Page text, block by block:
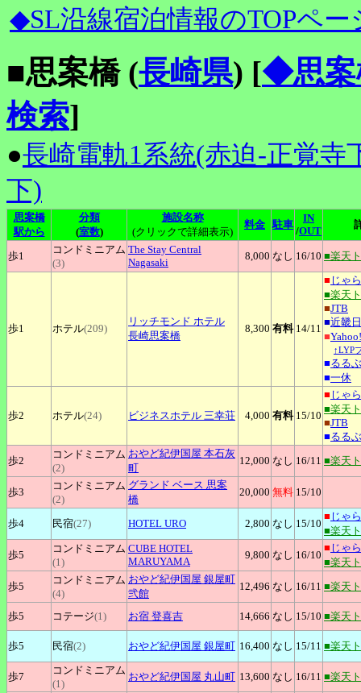
◆SL沿線宿泊情報のTOPペー
■思案橋 (長崎県) [◆思案
検索]
●長崎電軌1系統(赤迫-正覚寺
下)
思案橋
駅から
分類
(室数)
施設名称
(クリックで詳細表示)
料金 駐車
IN
/OUT
歩1
コンドミニアム
(3)
The Stay Central
Nagasaki
8,000 なし 16/10 ■楽天
歩1 ホテル(209)
リッチモンド ホテル
長崎思案橋
8,300 有料 14/11
■ じゃ
■楽天
■JTB
■近畿
■
↑LYP
■るる
■一休
歩2 ホテル(24) ビジネスホテル 三幸荘 4,000 有料 15/10
■ じゃ
■楽天
■JTB
■るる
歩2
コンドミニアム
(2)
おやど紀伊国屋 本石灰
町
12,000 なし 16/11 ■楽天
歩3
コンドミニアム
(2)
グランド ベース 思案
橋
20,000 無料 15/10
歩4 民宿(27) HOTEL URO 2,800 なし 15/10
■ じゃ
■楽天
歩5
コンドミニアム
(1)
CUBE HOTEL
MARUYAMA
9,800 なし 16/10
■ じゃ
■楽天
歩5
コンドミニアム
(4)
おやど紀伊国屋 銀屋町
弐館
12,496 なし 16/11 ■楽天
歩5 コテージ(1) お宿 登喜吉 14,666 なし 15/10 ■楽天
歩5 民宿(2) おやど紀伊国屋 銀屋町 16,400 なし 15/11 ■楽天
歩7
コンドミニアム
(1)
おやど紀伊国屋 丸山町 13,600 なし 16/11 ■楽天